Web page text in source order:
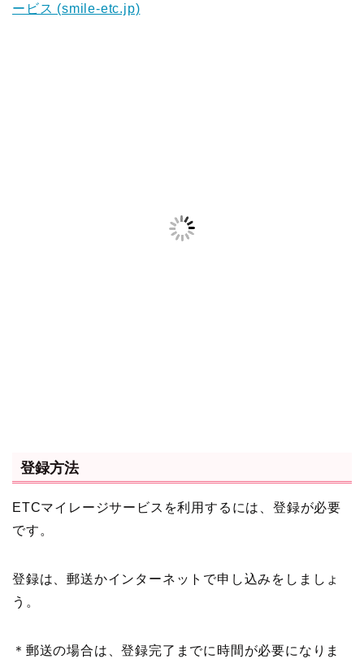
ービス (smile-etc.jp)
登録方法
ETCマイレージサービスを利用するには、登録が必要
です。
登録は、郵送かインターネットで申し込みをしましょ
う。
＊郵送の場合は、登録完了までに時間が必要になりま